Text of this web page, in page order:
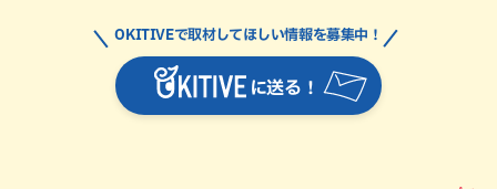
に送る！
OKITIVEで取材してほしい情報を募集中！